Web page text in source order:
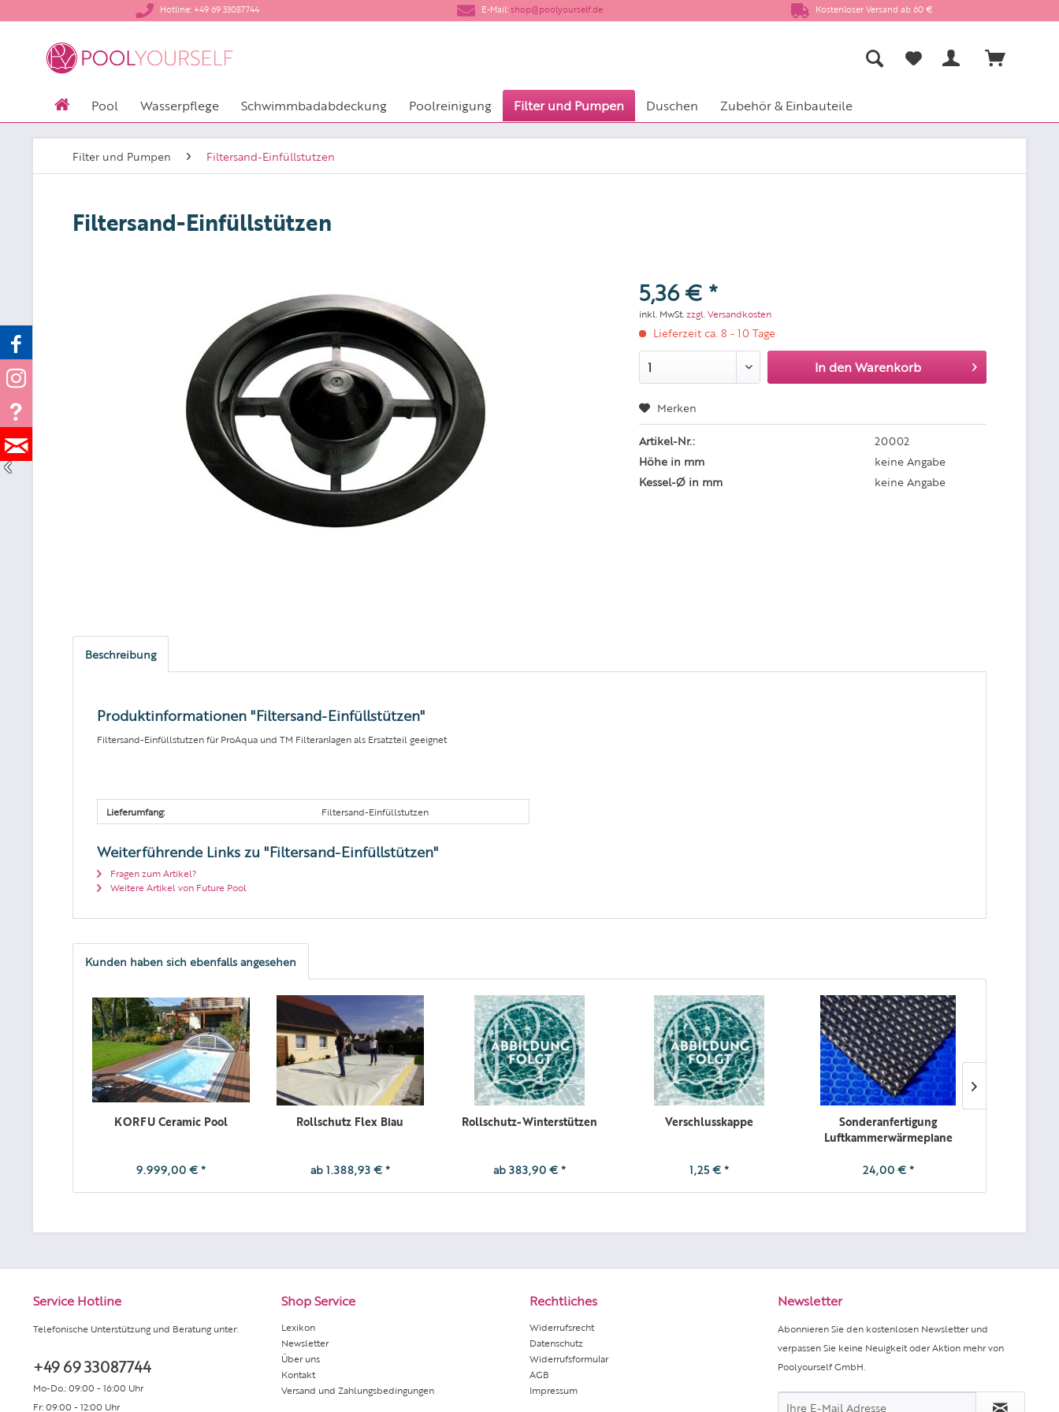
​Hotline: +49 69 33087744 ​E-Mail: shop@poolyourself.de Kostenloser Versand ab 60 €
Pool Wasserpflege Schwimmbadabdeckung Poolreinigung Filter und Pumpen Duschen Zubehör & Einbauteile
Filter und Pumpen Filtersand-Einfüllstutzen
Filtersand-Einfüllstützen
5,36 € *
inkl. MwSt.zzgl. Versandkosten
Lieferzeit ca. 8 - 10 Tage
In den Warenkorb
Merken
Artikel-Nr.:
20002
Höhe in mm
keine Angabe
Kessel-Ø in mm
keine Angabe
Beschreibung
Produktinformationen "Filtersand-Einfüllstützen"
Filtersand-Einfüllstutzen für ProAqua und TM Filteranlagen als Ersatzteil geeignet
Lieferumfang: Filtersand-Einfüllstutzen
Weiterführende Links zu "Filtersand-Einfüllstützen"
Fragen zum Artikel?
Weitere Artikel von Future Pool
Kunden haben sich ebenfalls angesehen
KORFU Ceramic Pool
9.999,00 € *
Rollschutz Flex Blau
ab 1.388,93 € *
Rollschutz-Winterstützen
ab 383,90 € *
Verschlusskappe
1,25 € *
Sonderanfertigung
Luftkammerwärmeplane
24,00 € *
Service Hotline
Telefonische Unterstützung und Beratung unter:
+49 69 33087744
Mo-Do.: 09:00 - 16:00 Uhr
Fr: 09:00 - 12:00 Uhr
Shop Service
Lexikon
Newsletter
Über uns
Kontakt
Versand und Zahlungsbedingungen
Rechtliches
Widerrufsrecht
Datenschutz
Widerrufsformular
AGB
Impressum
Newsletter
Abonnieren Sie den kostenlosen Newsletter und
verpassen Sie keine Neuigkeit oder Aktion mehr von
Poolyourself GmbH.